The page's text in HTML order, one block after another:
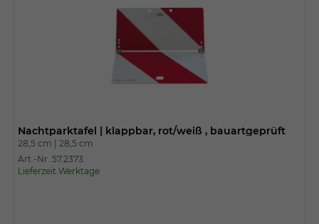
Nachtparktafel | klappbar, rot/weiß , bauartgeprüft
28,5 cm | 28,5 cm
Art.-Nr. 57.2373
Lieferzeit Werktage